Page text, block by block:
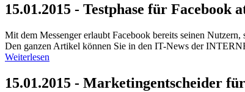
15.01.2015 - Testphase für Facebook
Mit dem Messenger erlaubt Facebook bereits seinen
Den ganzen Artikel können Sie in den IT-News der
Weiterlesen
15.01.2015 - Marketingentscheider